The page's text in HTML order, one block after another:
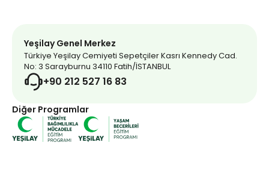
Yeşilay Dergi
Mavi Kırlangıç
İnternet Bağımlılığı Testi
Addicta
Bağımlılık Dizini
Yeşilay Genel Merkez
Türkiye Yeşilay Cemiyeti Sepetçiler Kasrı Kennedy Cad.
No: 3 Sarayburnu 34110 Fatih/İSTANBUL
+90 212 527 16 83
Diğer Programlar